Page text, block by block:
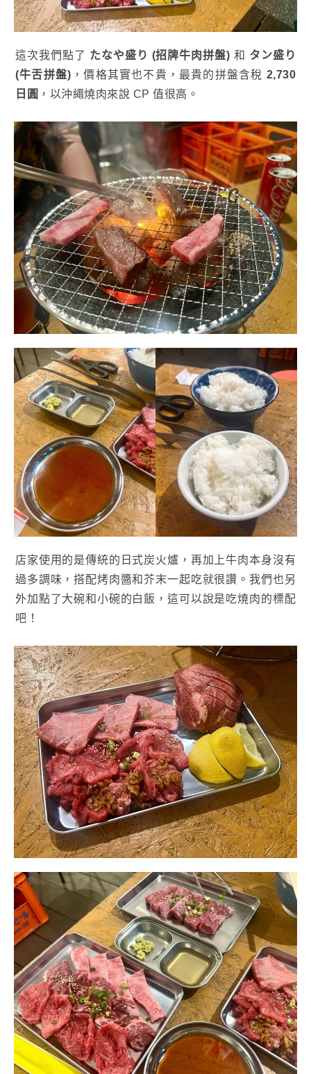
這次我們點了 たなや盛り (招牌牛肉拼盤) 和 タン盛り
(牛舌拼盤) ，價格其實也不貴，最貴的拼盤含稅 2,730
日圓 ，以沖繩燒肉來說 CP 值很高。
店家使用的是傳統的日式炭火爐，再加上牛肉本身沒有
過多調味，搭配烤肉醬和芥末一起吃就很讚。我們也另
外加點了大碗和小碗的白飯，這可以說是吃燒肉的標配
吧！